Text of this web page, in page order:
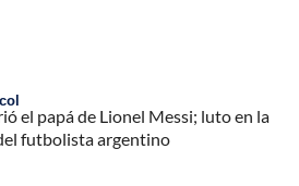
el papá de Lionel Messi; luto en la
futbolista argentino